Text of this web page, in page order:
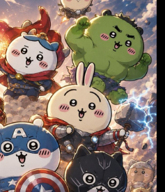
0056 元大高股息 26,955
級50 22,453 8 2344 華
陽明 12,116 10 2615 萬